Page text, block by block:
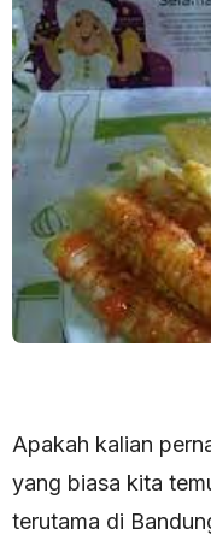
Apakah kalian
yang biasa kita
terutama di